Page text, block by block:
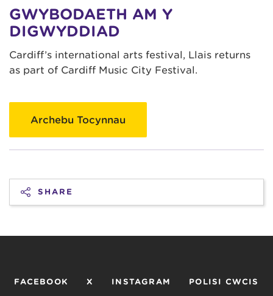
GWYBODAETH AM Y
DIGWYDDIAD
Cardiff’s international arts festival, Llais returns
as part of Cardiff Music City Festival.
Archebu Tocynnau
SHARE
FACEBOOK X INSTAGRAM POLISI CWCIS